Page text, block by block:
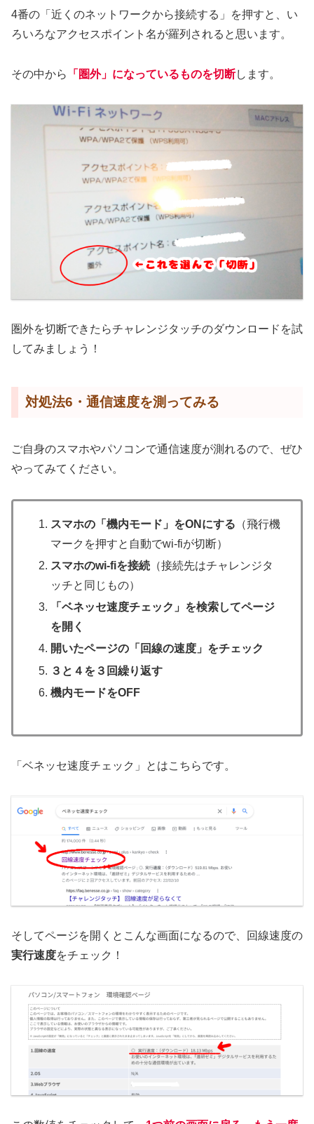
4番の「近くのネットワークから接続する」を押すと、い
ろいろなアクセスポイント名が羅列されると思います。
その中から 「圏外」になっているものを切断します。
圏外を切断できたらチャレンジタッチのダウンロードを試
してみましょう！
対処法6・通信速度を測ってみる
ご自身のスマホやパソコンで通信速度が測れるので、ぜひ
やってみてください。
スマホの「機内モード」をONにする （飛行機
マークを押すと自動でwi-fiが切断）
スマホのwi-fiを接続 （接続先はチャレンジタ
ッチと同じもの）
「ベネッセ速度チェック」を検索してページ
を開く
開いたページの「回線の速度」をチェック
３と４を３回繰り返す
機内モードをOFF
「ベネッセ速度チェック」とはこちらです。
そしてページを開くとこんな画面になるので、回線速度の
実行速度をチェック！